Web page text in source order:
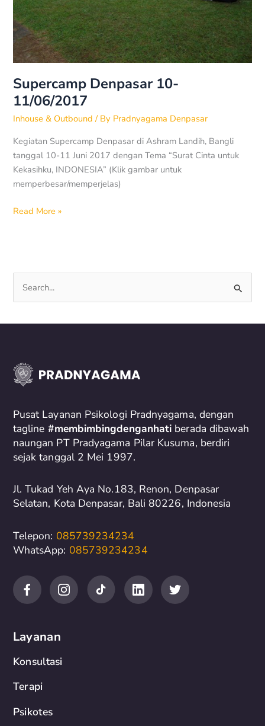
Supercamp Denpasar 10-
11/06/2017
Inhouse & Outbound / By Pradnyagama Denpasar
Kegiatan Supercamp Denpasar di Ashram Landih, Bangli
tanggal 10-11 Juni 2017 dengan Tema “Surat Cinta untuk
Kekasihku, INDONESIA” (Klik gambar untuk
memperbesar/memperjelas)
Read More »
e
a
h
o
r
:
Pusat Layanan Psikologi Pradnyagama, dengan
tagline #membimbingdenganhati berada dibawah
naungan PT Pradyagama Pilar Kusuma, berdiri
sejak tanggal 2 Mei 1997.
Jl. Tukad Yeh Aya No.183, Renon, Denpasar
Selatan, Kota Denpasar, Bali 80226, Indonesia
Telepon: 085739234234
WhatsApp: 085739234234
Layanan
Konsultasi
Terapi
Psikotes